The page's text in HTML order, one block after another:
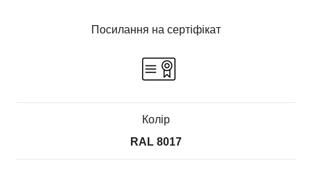
Посилання на сертіфікат
Колір
RAL 8017